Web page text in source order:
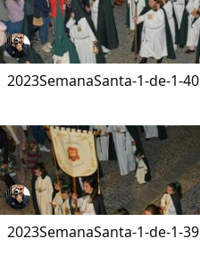
2023SemanaSanta-1-de-1-40
2023SemanaSanta-1-de-1-39